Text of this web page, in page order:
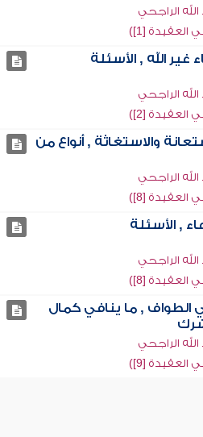
الراجحي
[1])
الله , الأسئلة
الراجحي
[2])
والاستغاثة , أنواع من
الراجحي
[8])
, الأسئلة
الراجحي
[8])
الطواف , ما ينافي كمال
الراجحي
[9])